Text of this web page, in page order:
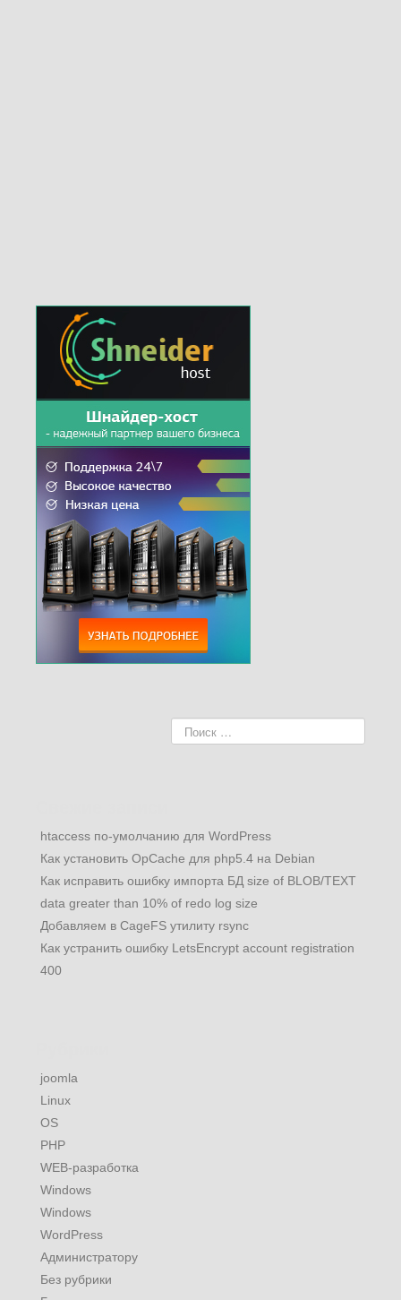
htaccess по-умолчанию для WordPress
Как установить OpCache для php5.4 на Debian
Как исправить ошибку импорта БД size of BLOB/TEXT
data greater than 10% of redo log size
Добавляем в CageFS утилиту rsync
Как устранить ошибку LetsEncrypt account registration
400
joomla
Linux
OS
PHP
WEB-разработка
Windows
Windows
WordPress
Администратору
Без рубрики